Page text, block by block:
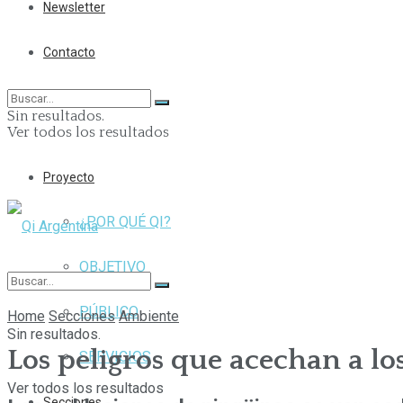
Newsletter
Contacto
Sin resultados.
Ver todos los resultados
Proyecto
¿POR QUÉ QI?
OBJETIVO
PÚBLICO
SERVICIOS
Sin resultados.
Ver todos los resultados
Home Secciones Ambiente
Los peligros que acechan a